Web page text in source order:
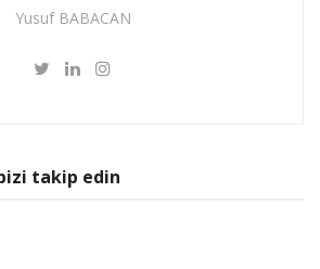
Yusuf BABACAN
takip edin